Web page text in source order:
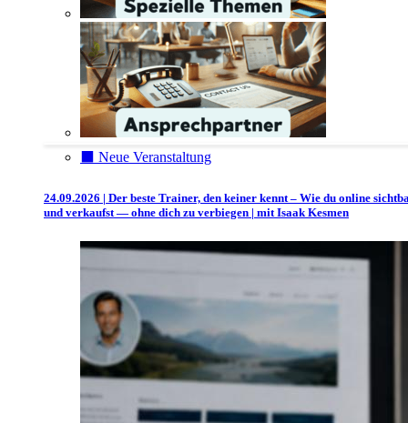
⬛️ Neue Veranstaltung
24.09.2026 | Der beste Trainer, den keiner kennt – Wie du online
und verkaufst — ohne dich zu verbiegen | mit Isaak Kesmen